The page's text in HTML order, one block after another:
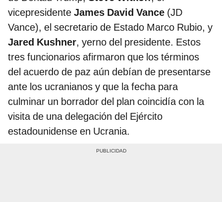
vicepresidente James David Vance (JD
Vance), el secretario de Estado Marco Rubio, y
Jared Kushner, yerno del presidente. Estos
tres funcionarios afirmaron que los términos
del acuerdo de paz aún debían de presentarse
ante los ucranianos y que la fecha para
culminar un borrador del plan coincidía con la
visita de una delegación del Ejército
estadounidense en Ucrania.